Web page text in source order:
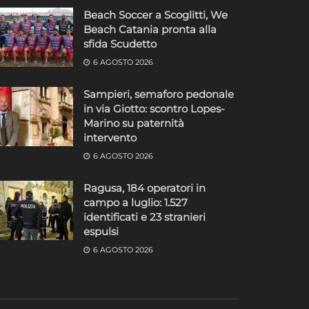
Beach Soccer a Scoglitti, We
Beach Catania pronta alla
sfida Scudetto
6 AGOSTO 2026
Sampieri, semaforo pedonale
in via Giotto: scontro Lopes-
Marino su paternità
intervento
6 AGOSTO 2026
Ragusa, 184 operatori in
campo a luglio: 1.527
identificati e 23 stranieri
espulsi
6 AGOSTO 2026